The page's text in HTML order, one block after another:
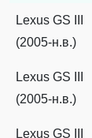
Lexus GS III
(2005-н.в.)
Lexus GS III
(2005-н.в.)
Lexus GS III